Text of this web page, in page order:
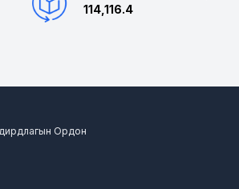
114,116.4
Ордон